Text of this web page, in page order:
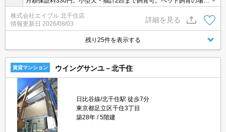
合、敷金1ヵ月分増。エアコン3基付き。3口ガスコンロ付。消音機
能付楽器のみ可(10～20時）連続演奏1時間以内。5路線利用可。角
部屋。
株式会社エイブル 北千住店
情報更新日 2026/08/03
詳細を見る
残り25件を表示する
賃貸マンション ウイングサンユ－北千住
日比谷線/北千住駅 徒歩7分
東京都足立区千住3丁目
築28年
5階建